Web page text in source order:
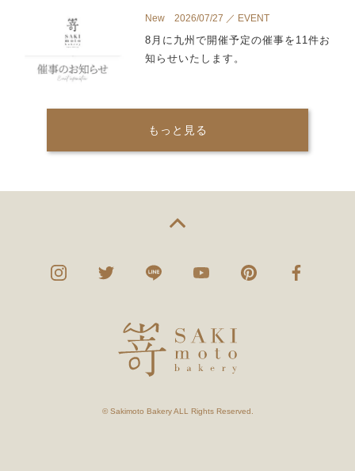
New 2026/07/27 ／ EVENT
8月に九州で開催予定の催事を11件お
知らせいたします。
もっと見る
© Sakimoto Bakery ALL Rights Reserved.